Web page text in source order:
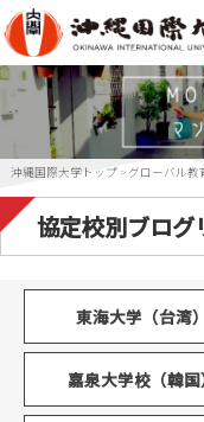
沖縄国際大学トップ > グローバル教
協定校別ブログ
東海大学（台湾）
嘉泉大学校（韓国